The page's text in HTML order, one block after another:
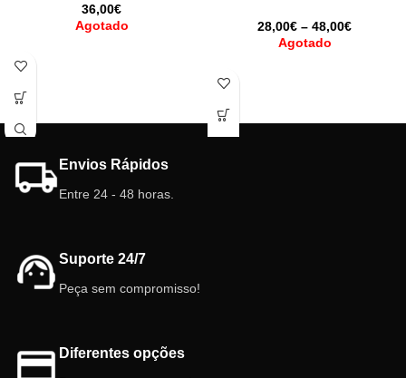
36,00€
Agotado
28,00€ – 48,00€
Agotado
Envios Rápidos
Entre 24 - 48 horas.
Suporte 24/7
Peça sem compromisso!
Diferentes opções